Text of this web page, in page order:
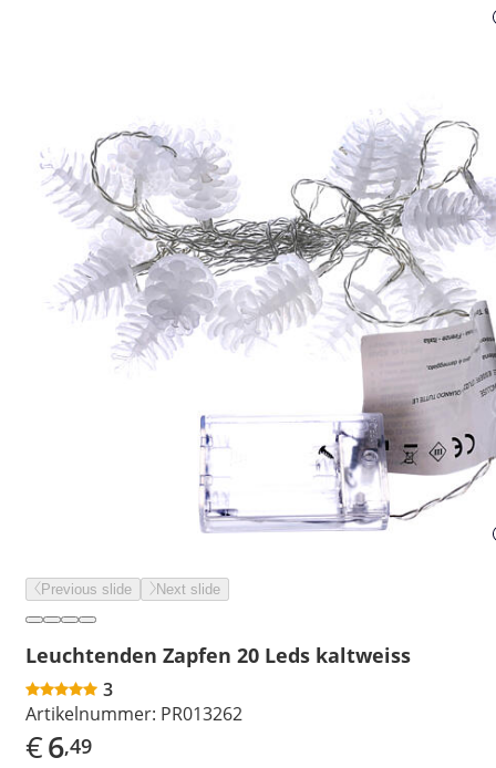
Previous slide Next slide
Leuchtenden Zapfen 20 Leds kaltweiss
3
Artikelnummer: PR013262
€6,49